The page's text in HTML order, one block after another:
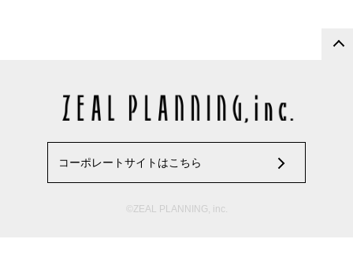
コーポレートサイトはこちら
©ZEAL PLANNING, inc.